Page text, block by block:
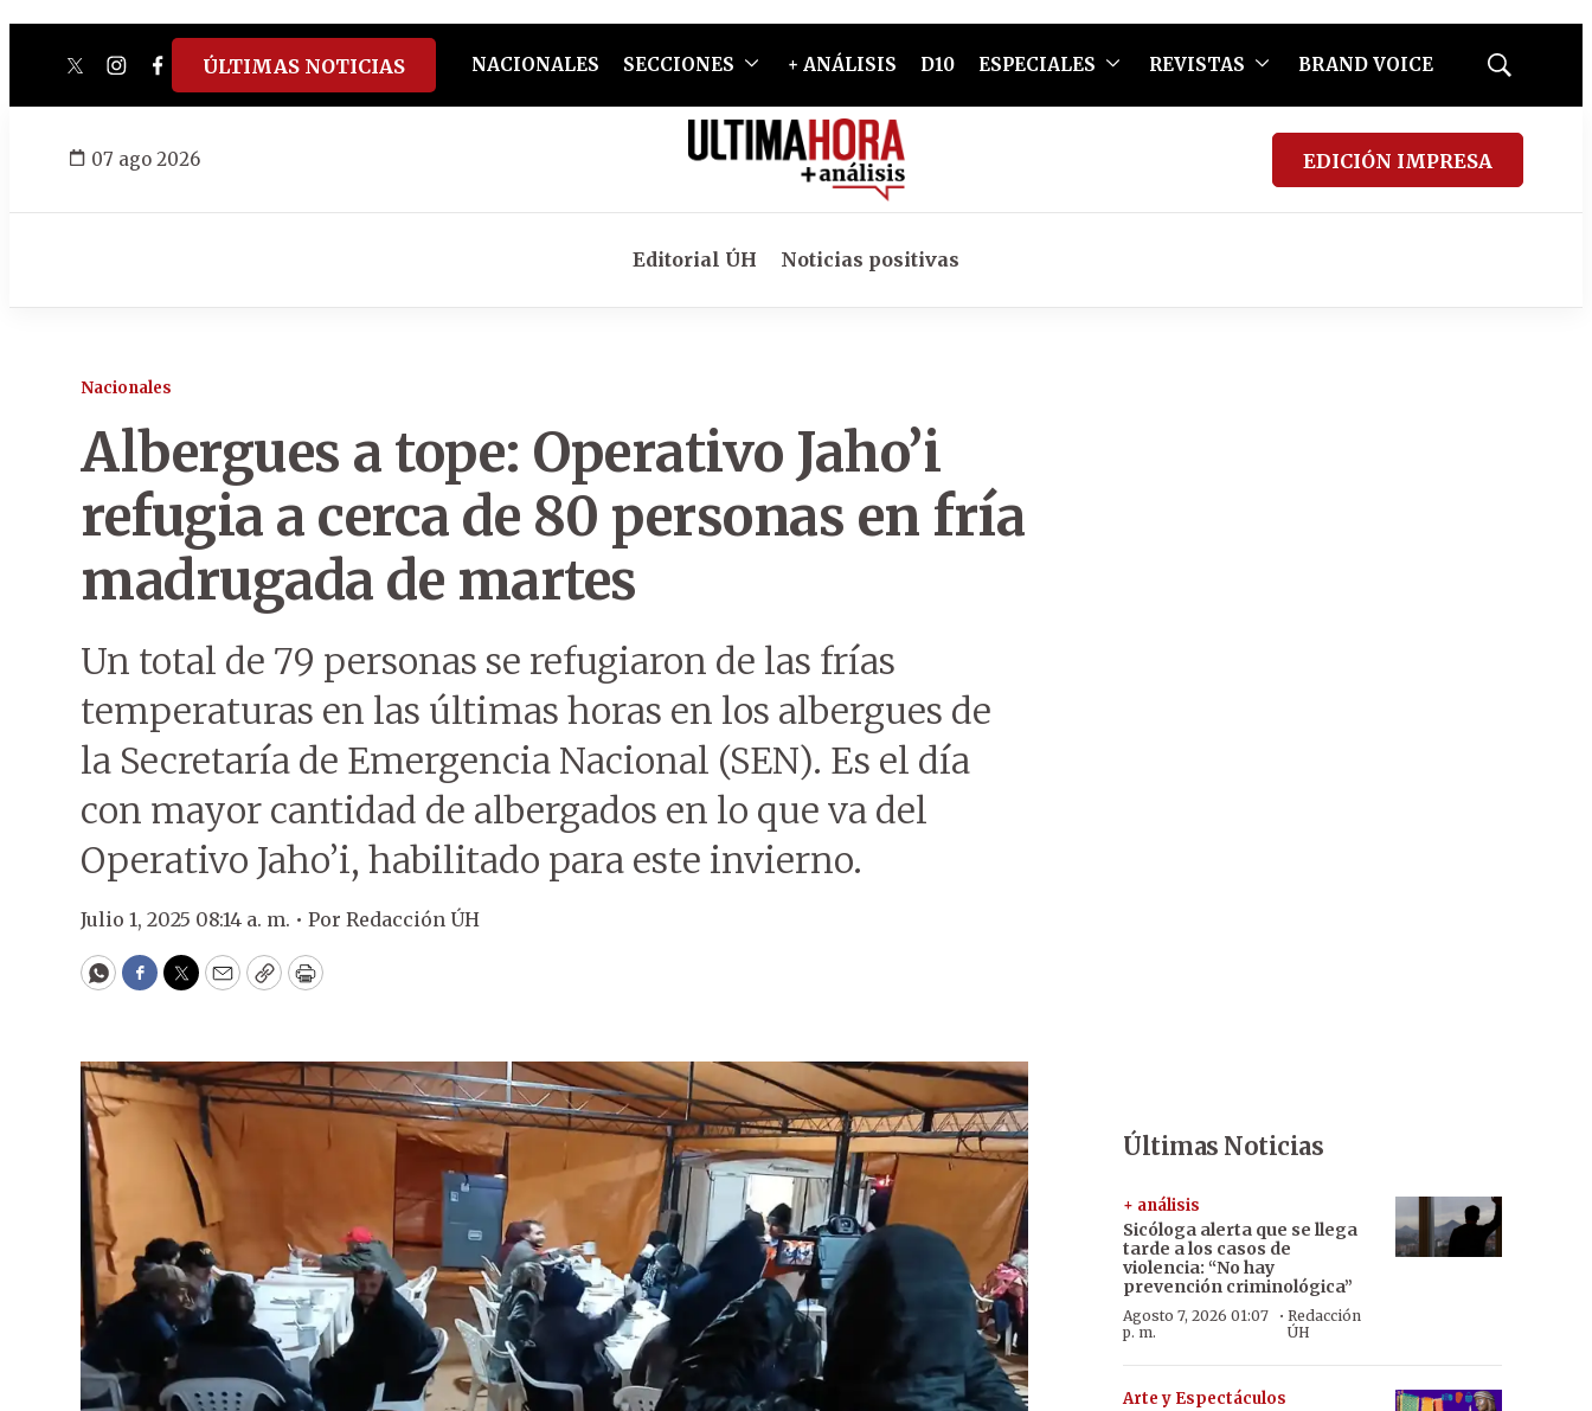
twitterinstagram
facebook
tiktokyoutube
spotify
ÚLTIMAS NOTICIAS NACIONALES SECCIONES + ANÁLISIS D10 ESPECIALES REVISTAS BRAND VOICE
Mostrar
07 ago 2026 EDICIÓN IMPRESA
Editorial ÚH Noticias positivas
Nacionales
Albergues a tope: Operativo Jaho’i
refugia a cerca de 80 personas en fría
madrugada de martes
Un total de 79 personas se refugiaron de las frías
temperaturas en las últimas horas en los albergues de
la Secretaría de Emergencia Nacional (SEN). Es el día
con mayor cantidad de albergados en lo que va del
Operativo Jaho’i, habilitado para este invierno.
Julio 1, 2025 08:14 a. m. • Por Redacción ÚH
WhatsApp
Facebook
Twitter
EmailCopyPrint
Últimas Noticias
+ análisis
Sicóloga alerta que se llega
tarde a los casos de
violencia: “No hay
prevención criminológica”
Agosto 7, 2026 01:07
p. m.
·Redacción
ÚH
Arte y Espectáculos